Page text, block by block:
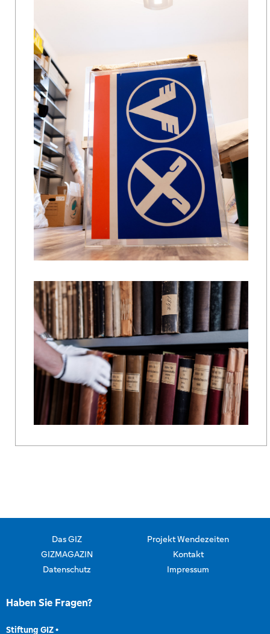
Das GIZ
Projekt Wendezeiten
GIZMAGAZIN
Kontakt
Datenschutz
Impressum
Haben Sie Fragen?
Stiftung GIZ•